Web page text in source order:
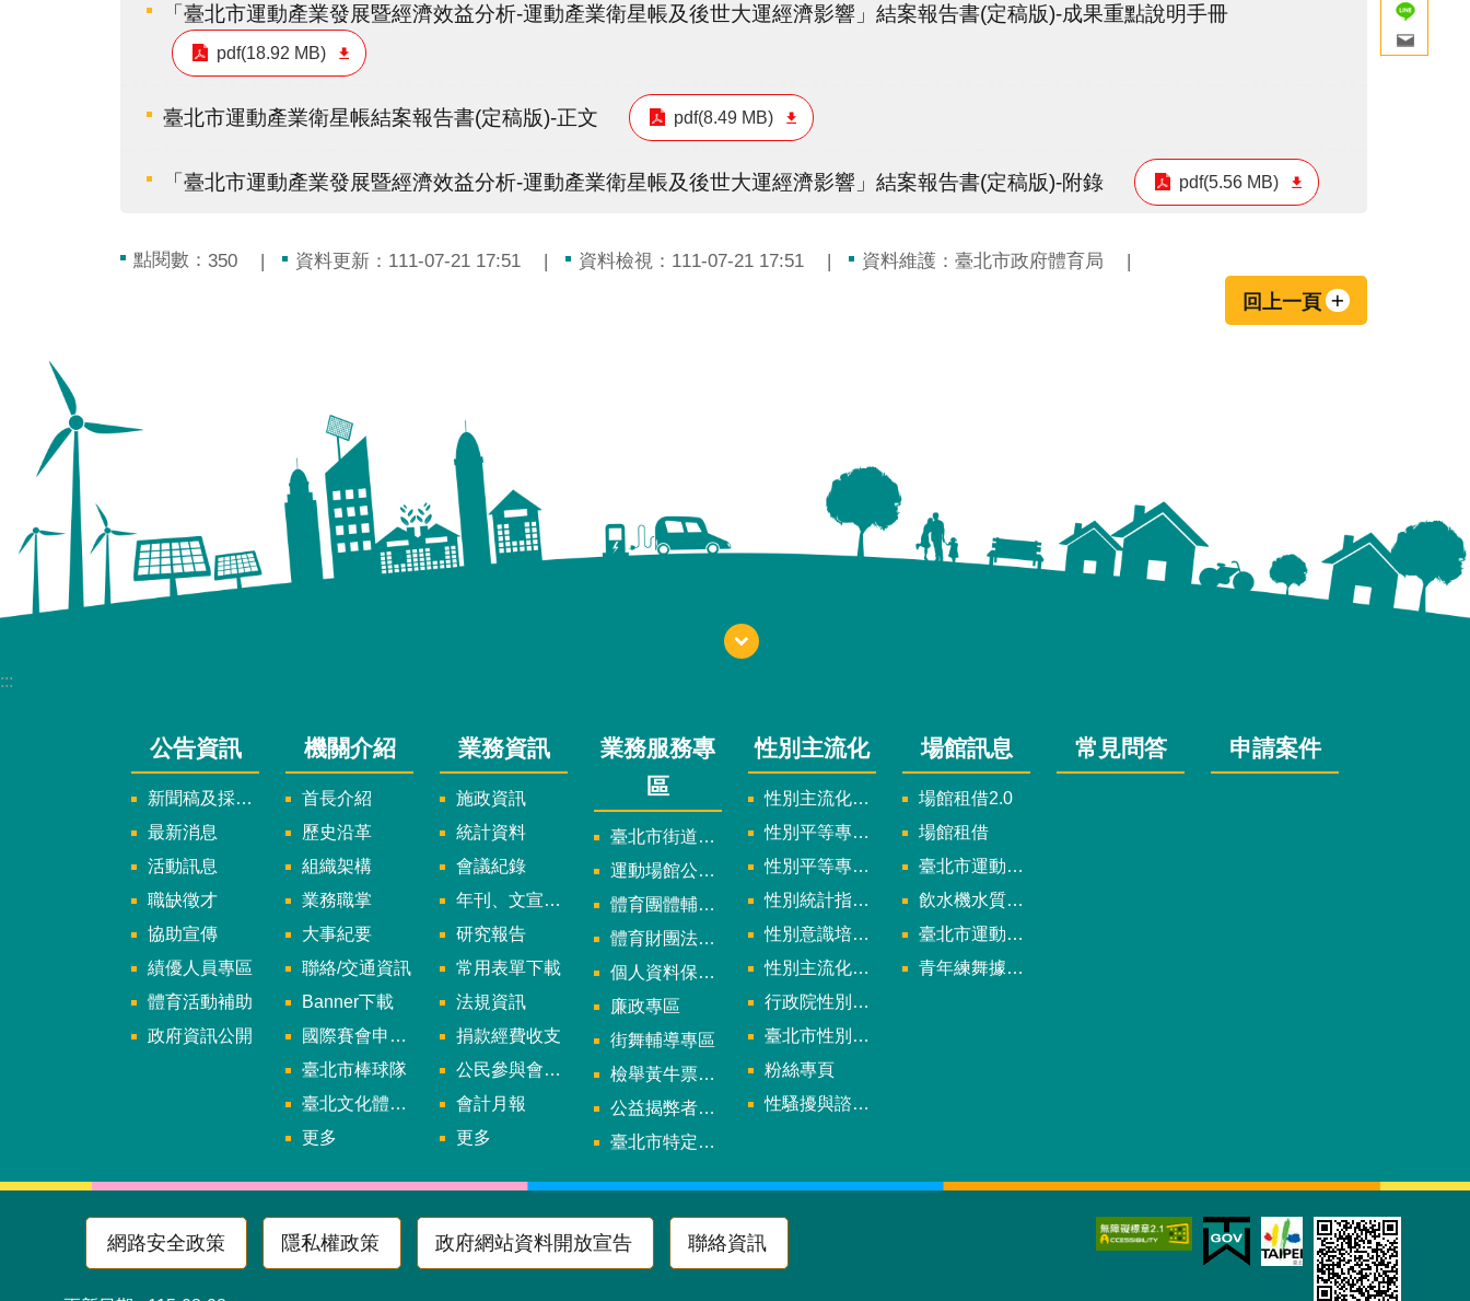
「臺北市運動產業發展暨經濟效益分析-運動產業衛星帳及後世大運經濟影響」結案報告書(定稿版)-成果重點說明手冊
pdf(18.92 MB)
臺北市運動產業衛星帳結案報告書(定稿版)-正文 pdf(8.49 MB)
「臺北市運動產業發展暨經濟效益分析-運動產業衛星帳及後世大運經濟影響」結案報告書(定稿版)-附錄 pdf(5.56 MB)
點閱數： 350 資料更新：111-07-21 17:51 資料檢視：111-07-21 17:51 資料維護：臺北市政府體育局
回上一頁
:::
公告資訊
新聞稿及採訪通知
最新消息
活動訊息
職缺徵才
協助宣傳
績優人員專區
體育活動補助
政府資訊公開
機關介紹
首長介紹
歷史沿革
組織架構
業務職掌
大事紀要
聯絡/交通資訊
Banner下載
國際賽會申辦暨籌辦小組
臺北市棒球隊
臺北文化體育園區
更多
業務資訊
施政資訊
統計資料
會議紀錄
年刊、文宣及出版品
研究報告
常用表單下載
法規資訊
捐款經費收支
公民參與會議資訊
會計月報
更多
業務服務專
區
臺北市街道遊戲申請專區
運動場館公司設立輔導專區
體育團體輔導訪視
體育財團法人/公益信託專區
個人資料保護專區
廉政專區
街舞輔導專區
檢舉黃牛票專區
公益揭弊者保護法專區
臺北市特定族群體適能指導證照參考名單申請認可計畫
性別主流化
性別主流化實施計畫暨細部計畫
性別平等專案小組委員名單
性別平等專案小組會議紀錄
性別統計指標及項目
性別意識培力、統計分析案、影響評估案
性別主流化年度成果報告
行政院性別平等會
臺北市性別平等辦公室
粉絲專頁
性騷擾與諮詢專區
場館訊息
場館租借2.0
場館租借
臺北市運動中心
飲水機水質檢驗報告
臺北市運動中心預約系統
青年練舞據點地圖
常見問答 申請案件
網路安全政策 隱私權政策 政府網站資料開放宣告 聯絡資訊